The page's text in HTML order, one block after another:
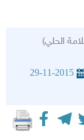
الحلي)
29-11-2015